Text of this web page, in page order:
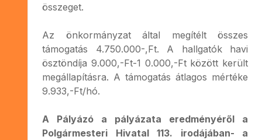
összeget.
Az önkormányzat által megítélt összes
támogatás 4.750.000-,Ft. A hallgatók havi
ösztöndíja 9.000,-Ft-1 0.000,-Ft között került
megállapításra. A támogatás átlagos mértéke
9.933,-Ft/hó.
A Pályázó a pályázata eredményéről a
Polgármesteri Hivatal 113. irodájában- a